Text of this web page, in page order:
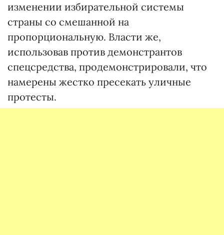
изменении избирательной системы
страны со смешанной на
пропорциональную. Власти же,
использовав против демонстрантов
спецсредства, продемонстрировали, что
намерены жестко пресекать уличные
протесты.